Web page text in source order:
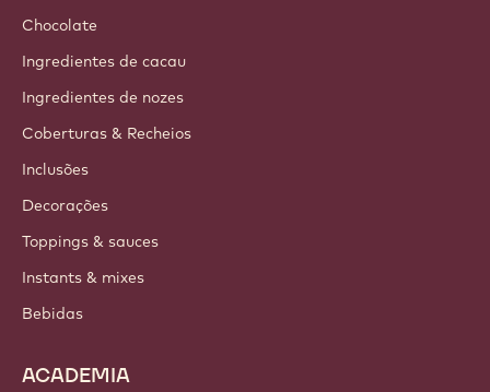
Chocolate
Ingredientes de cacau
Ingredientes de nozes
Coberturas & Recheios
Inclusões
Decorações
Toppings & sauces
Instants & mixes
Bebidas
ACADEMIA